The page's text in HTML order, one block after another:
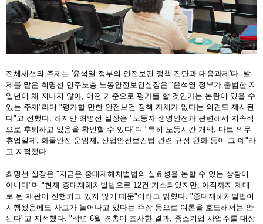
전체세션의 주제는 '윤석열 정부의 안전보건 정책 진단과 대응과제'다. 발
제를 맡은 최명선 민주노총 노동안전보건실장은 "윤석열 정부가 출범한 지
일년이 채 지나지 않아, 어떤 기준으로 평가를 할 것인가는 논란이 있을 수
있는 주제"라며 "평가할 만한 안전보건 정책 자체가 없다는 의견도 제시된
다"고 전했다. 하지만 최명선 실장은 "노동자 생명안전과 관련해서 지속적
으로 후퇴하고 있음을 확인할 수 있다"며 "특히 노동시간 개악, 마트 의무
휴업일제, 화물안전 운임제, 산업안전보건법 관련 규정 완화 등이 그 예"라
고 지적했다.
최명선 실장은 "지금은 중대재해처벌법의 실효성을 논할 수 있는 상황이
아니다"며 "현재 중대재해처벌법으로 12건 기소되었지만, 아직까지 제대
로 된 재판이 진행되고 있지 않기 때문"이라고 밝혔다. "중대재해처벌법이
시행됐음에도 사고가 늘어나고 있다는 주장 등으로 여론을 호도해서는 안
된다"고 지적했다. "작년 6월 경총이 조사한 결과, 중소기업 사업주를 대상